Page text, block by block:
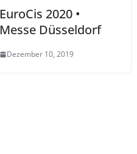
EuroCis 2020 •
Messe Düsseldorf
Dezember 10, 2019